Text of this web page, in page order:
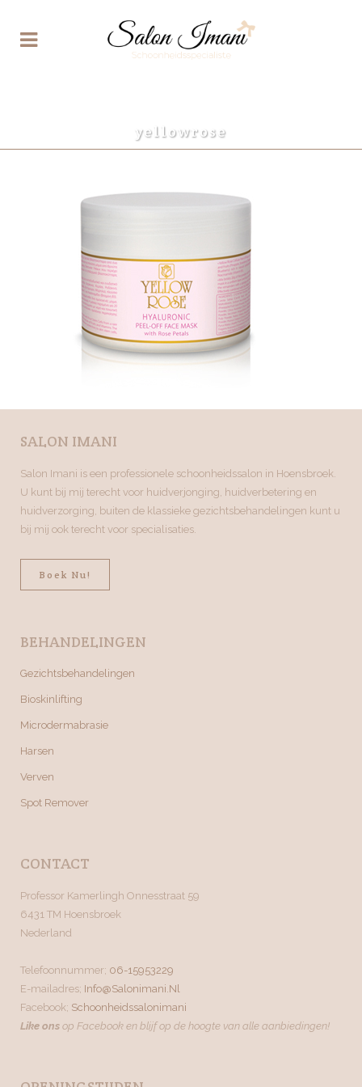
yellowrose
SALON IMANI
Salon Imani is een professionele schoonheidssalon in Hoensbroek.
U kunt bij mij terecht voor huidverjonging, huidverbetering en
huidverzorging, buiten de klassieke gezichtsbehandelingen kunt u
bij mij ook terecht voor specialisaties.
Boek Nu!
BEHANDELINGEN
Gezichtsbehandelingen
Bioskinlifting
Microdermabrasie
Harsen
Verven
Spot Remover
CONTACT
Professor Kamerlingh Onnesstraat 59
6431 TM Hoensbroek
Nederland
Telefoonnummer; 06-15953229
E-mailadres; Info@salonimani.nl
Facebook; Schoonheidssalonimani
Like ons op Facebook en blijf op de hoogte van alle aanbiedingen!